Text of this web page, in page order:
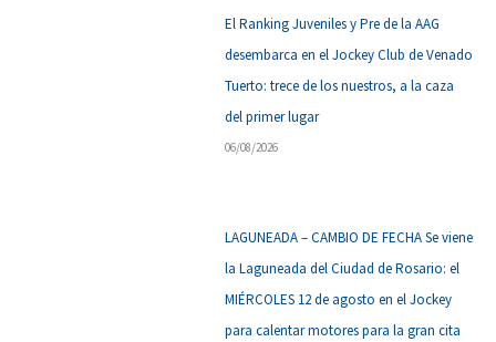
El Ranking Juveniles y Pre de la AAG
desembarca en el Jockey Club de Venado
Tuerto: trece de los nuestros, a la caza
del primer lugar
06/08/2026
LAGUNEADA – CAMBIO DE FECHA Se viene
la Laguneada del Ciudad de Rosario: el
MIÉRCOLES 12 de agosto en el Jockey
para calentar motores para la gran cita